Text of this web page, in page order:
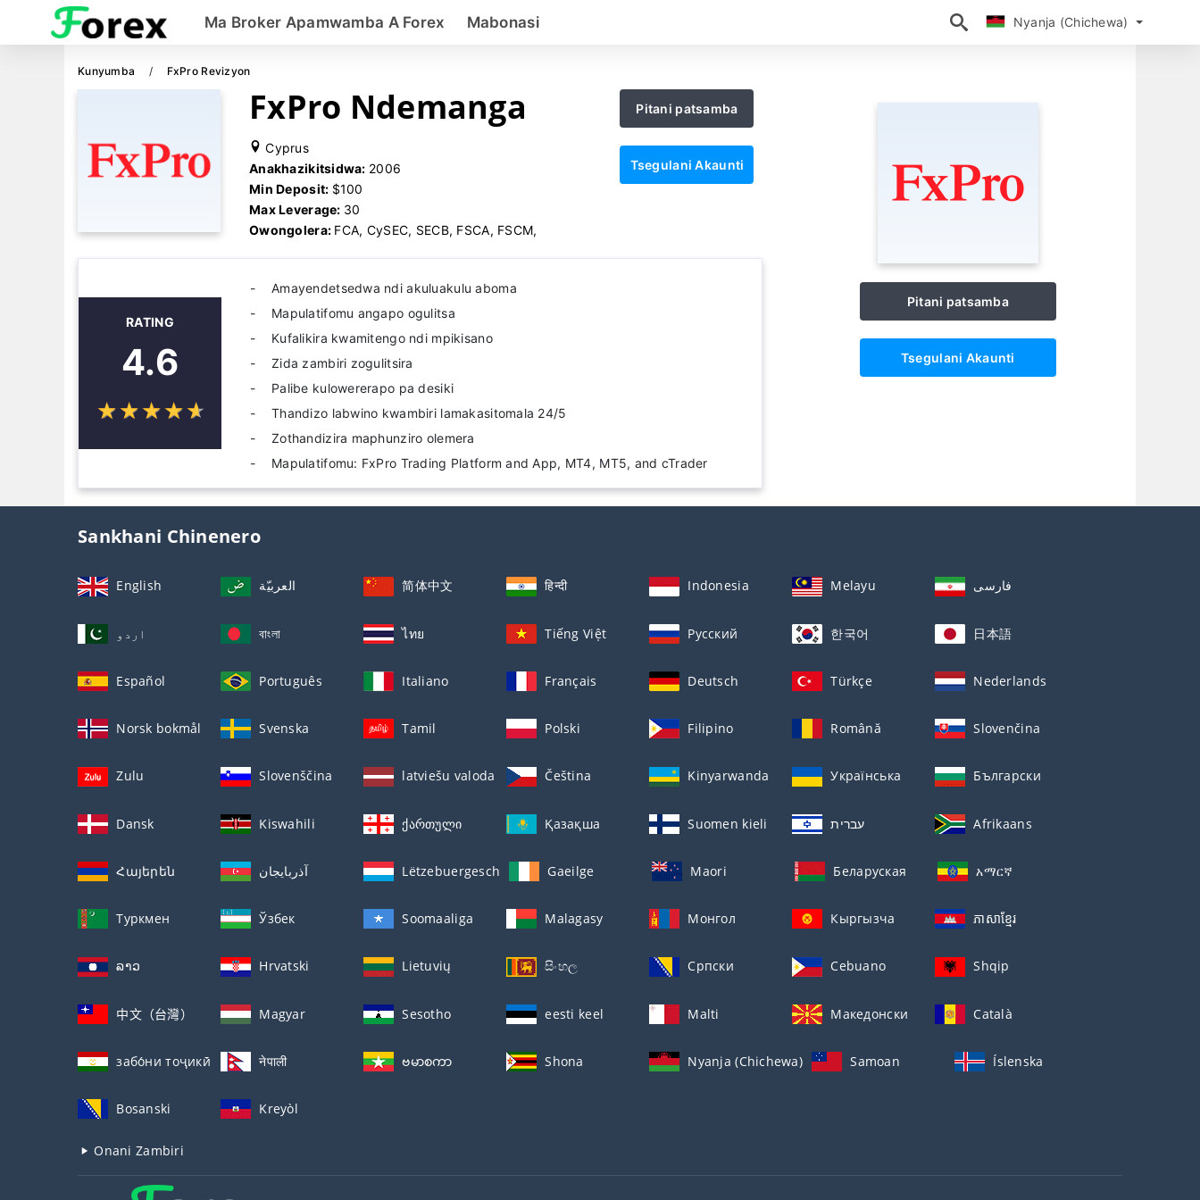
Nyanja (Chichewa)
Ma Broker Apamwamba A Forex Mabonasi Nyanja (Chichewa)
Kunyumba FxPro Revizyon
FxPro Ndemanga
Cyprus
Anakhazikitsidwa: 2006
Min Deposit: $100
Max Leverage: 30
Owongolera: FCA, CySEC, SECB, FSCA, FSCM,
Pitani patsamba
Tsegulani Akaunti
RATING
4.6
☆☆☆☆☆
★★★★★
Amayendetsedwa ndi akuluakulu aboma
Mapulatifomu angapo ogulitsa
Kufalikira kwamitengo ndi mpikisano
Zida zambiri zogulitsira
Palibe kulowererapo pa desiki
Thandizo labwino kwambiri lamakasitomala 24/5
Zothandizira maphunziro olemera
Mapulatifomu: FxPro Trading Platform and App, MT4, MT5, and cTrader
Pitani patsamba
Tsegulani Akaunti
Sankhani Chinenero
English العربيّة 简体中文 हिन्दी Indonesia Melayu فارسی
اردو বাংলা ไทย Tiếng Việt Русский 한국어 日本語
Español Português Italiano Français Deutsch Türkçe Nederlands
Norsk bokmål Svenska Tamil Polski Filipino Română Slovenčina
Zulu Slovenščina latviešu valoda Čeština Kinyarwanda Українська Български
Dansk Kiswahili ქართული Қазақша Suomen kieli עברית Afrikaans
Հայերեն آذربايجان Lëtzebuergesch Gaeilge Maori Беларуская አማርኛ
Туркмен Ўзбек Soomaaliga Malagasy Монгол Кыргызча ភាសាខ្មែរ
ລາວ Hrvatski Lietuvių සිංහල Српски Cebuano Shqip
中文（台灣） Magyar Sesotho eesti keel Malti Македонски Català
забо́ни тоҷикӣ́ नेपाली ဗမာစကာ Shona Nyanja (Chichewa) Samoan Íslenska
Bosanski Kreyòl
Onani Zambiri